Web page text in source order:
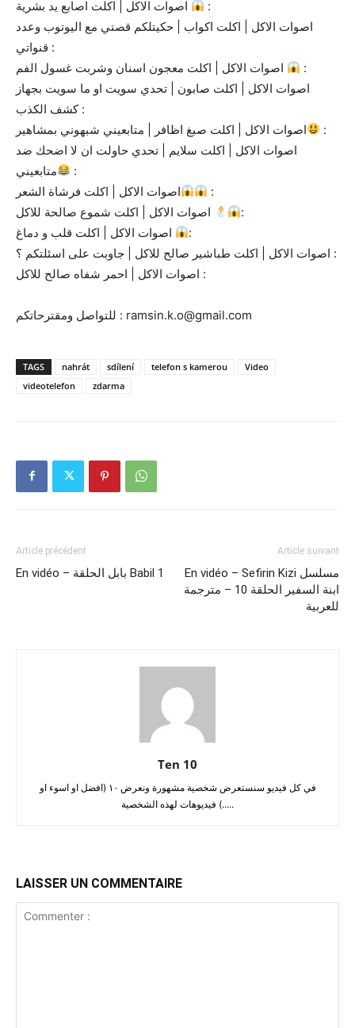
:
اصوات الاكل | اكلت اكواب | حكيتلكم قصتي مع اليوتوب وعدد
قنواتي :
:
اصوات الاكل | اكلت صابون | تحدي سويت او ما سويت بجهاز
كشف الكذب :
اصوات الاكل | اكلت صبغ اظافر | متابعيني شبهوني بمشاهير
:
اصوات الاكل | اكلت سلايم | تحدي حاولت ان لا اضحك ضد
متابعيني
:
اصوات الاكل | اكلت فرشاة الشعر
:
:
:
اصوات الاكل | اكلت طباشير صالح للاكل | جاوبت على اسئلتكم ؟ :
اصوات الاكل | احمر شفاه صالح للاكل :
للتواصل ومقترحاتكم : ramsin.k.o@gmail.com
TAGS nahrát sdílení telefon s kamerou
Video
videotelefon
zdarma
Article précédent
En vidéo – بابل الحلقة Babil 1
Article suivant
En vidéo – Sefirin Kizi مسلسل
ابنة السفير الحلقة 10 – مترجمة
للعربية
Ten 10
في كل فيديو سنستعرض شخصية مشهورة ونعرض ١٠ (افضل او اسوء او
....) فيديوهات لهذه الشخصية.
LAISSER UN COMMENTAIRE